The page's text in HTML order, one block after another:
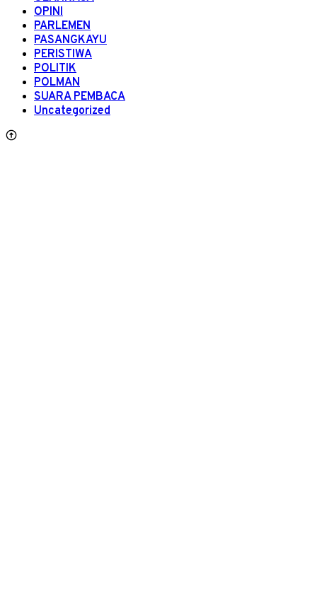
OPINI
PARLEMEN
PASANGKAYU
PERISTIWA
POLITIK
POLMAN
SUARA PEMBACA
Uncategorized